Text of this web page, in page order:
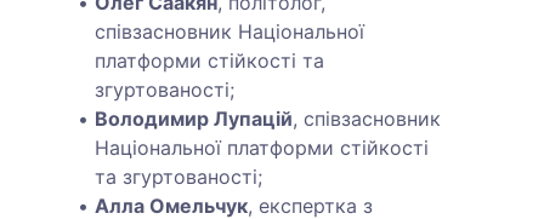
співзасновник Національної
платформи стійкості та
згуртованості;
Володимир Лупацій, співзасновник
Національної платформи стійкості
та згуртованості;
Алла Омельчук, експертка з